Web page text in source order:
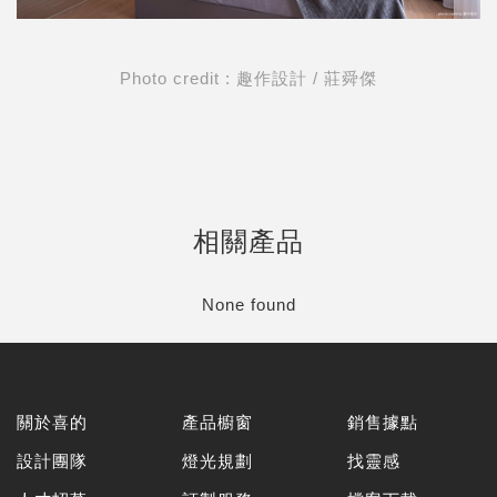
Photo credit : 趣作設計 / 莊舜傑
相關產品
None found
關於喜的
設計團隊
產品櫥窗
燈光規劃
銷售據點
找靈感